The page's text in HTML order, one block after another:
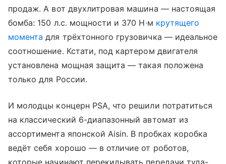
продаж. А вот двухлитровая машина — настоящая
бомба: 150 л.с. мощности и 370 Н∙м крутящего
момента для трёхтонного грузовичка — идеальное
соотношение. Кстати, под картером двигателя
установлена мощная защита — такая положена
только для России.
И молодцы концерн PSA, что решили потратиться
на классический 6-диапазонный автомат из
ассортимента японской Aisin. В пробках коробка
ведёт себя хорошо — в отличие от роботов,
которые начинают перекидывать передачи туда-